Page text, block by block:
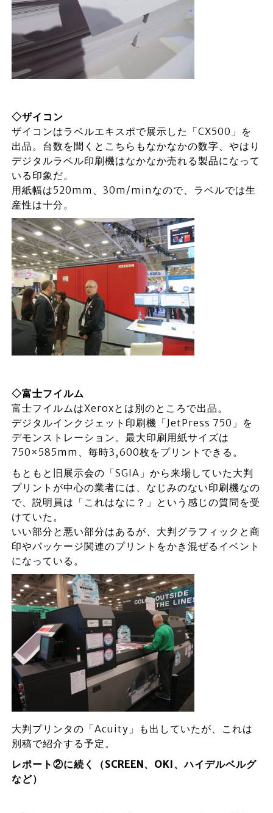
◇ザイコン
ザイコンはラベルエキスポで展示した「CX500」を
出品。台数を聞くとこちらもなかなかの数字、やはり
デジタルラベル印刷機はなかなか売れる製品になって
いる印象だ。
用紙幅は520mm、30m/minなので、ラベルでは生
産性は十分。
◇富士フイルム
富士フイルムはXeroxとは別のところで出品。
デジタルインクジェット印刷機「JetPress 750」を
デモンストレーション。最大印刷用紙サイズは
750×585mm、毎時3,600枚をプリントできる。
もともと旧展示会の「SGIA」から来場していた大判
プリントが中心の業者には、なじみのない印刷機なの
で、説明員は「これはなに？」という感じの質問を受
けていた。
いい部分と悪い部分はあるが、大判グラフィックと商
印やパッケージ関連のプリントをかき混ぜるイベント
になっている。
大判プリンタの「Acuity」も出していたが、これは
別稿で紹介する予定。
レポート②に続く（SCREEN、OKI、ハイデルベルグ
など）